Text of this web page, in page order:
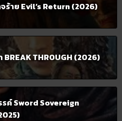
าย Evil’s Return (2026)
THROUGH (2026)
ค์ Sword Sovereign